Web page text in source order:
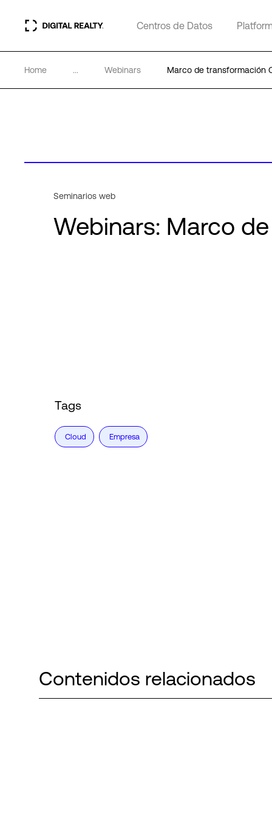
Centros de Datos
Home ... Webinars Marco de transformación
Seminarios web
Webinars: Marco
Tags
Cloud Empresa
Contenidos relacionados